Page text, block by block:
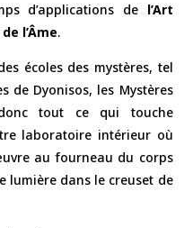
d’applications de l’Art
l’Âme.
écoles des mystères, tel
de Dyonisos, les Mystères
donc tout ce qui touche
laboratoire intérieur où
au fourneau du corps
lumière dans le creuset de